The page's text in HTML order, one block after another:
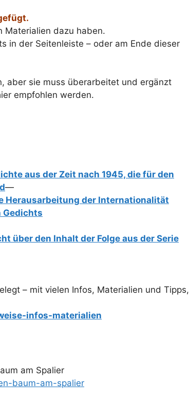
Materialien dazu haben.
in der Seitenleiste – oder am Ende dieser
aber sie muss überarbeitet und ergänzt
empfohlen werden.
aus der Zeit nach 1945, die für den
—
Herausarbeitung der Internationalität
Gedichts
über den Inhalt der Folge aus der Serie
– mit vielen Infos, Materialien und Tipps,
infos-materialien
am Spalier
baum-am-spalier